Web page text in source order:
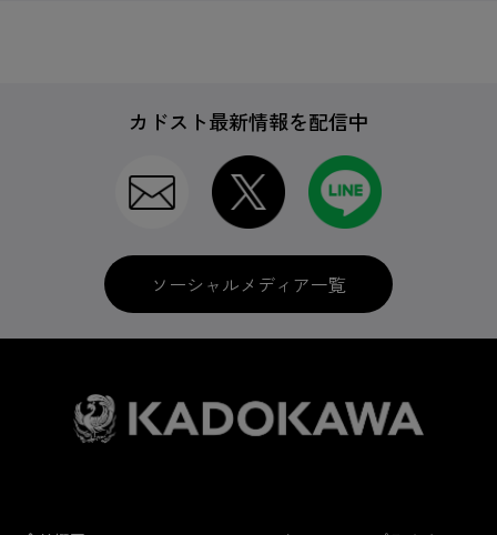
カドスト最新情報を配信中
ソーシャルメディア一覧